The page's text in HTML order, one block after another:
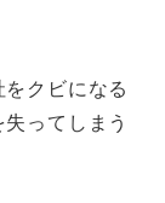
クビになる
ってしまう